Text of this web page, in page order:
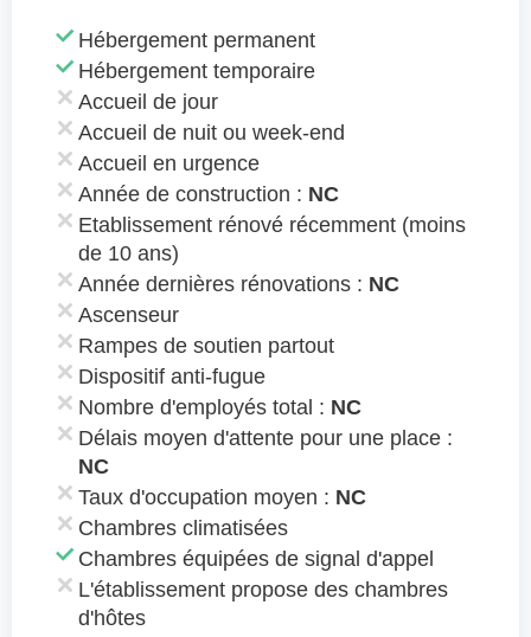
Hébergement permanent
Hébergement temporaire
Accueil de jour
Accueil de nuit ou week-end
Accueil en urgence
Année de construction : NC
Etablissement rénové récemment (moins
de 10 ans)
Année dernières rénovations : NC
Ascenseur
Rampes de soutien partout
Dispositif anti-fugue
Nombre d'employés total : NC
Délais moyen d'attente pour une place :
NC
Taux d'occupation moyen : NC
Chambres climatisées
Chambres équipées de signal d'appel
L'établissement propose des chambres
d'hôtes